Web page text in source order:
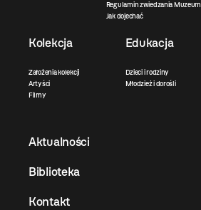
Regulamin zwiedzania Muzeum
Jak dojechać
Kolekcja
Założenia kolekcji
Artyści
Filmy
Edukacja
Dzieci i rodziny
Młodzież i dorośli
Aktualności
Biblioteka
Kontakt